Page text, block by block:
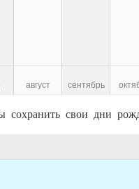
август сентябрь
свои дни